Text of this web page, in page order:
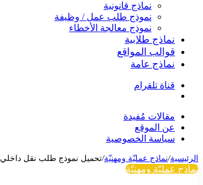
نماذج قانونية
نموذج طلب عمل / وظيفة
نموذج معالجة الأخطاء
نماذج طلابية
قوالب المواقع
نماذج عامة
قناة تلقرام
مقالات مُفيدة
عن الموقع
سياسة الخصوصية
الرئيسية/نماذج عمليّة ومهنيّة/تحميل نموذج طلب نقل داخلي word احترافي 2022
نماذج عمليّة ومهنيّة